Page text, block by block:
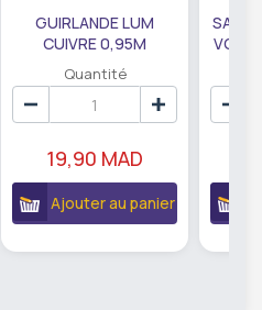
GUIRLANDE LUM
CUIVRE 0,95M
DE79207
Quantité
19,90 MAD
Ajouter au panier